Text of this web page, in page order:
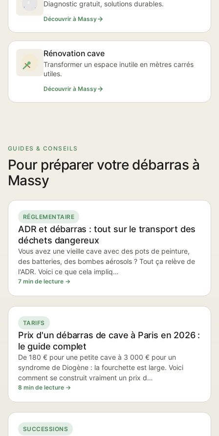
Diagnostic gratuit, solutions durables.
Découvrir à Massy
Rénovation cave
Transformer un espace inutile en mètres carrés
utiles.
Découvrir à Massy
GUIDES & CONSEILS
Pour préparer votre débarras à
Massy
RÉGLEMENTAIRE
ADR et débarras : tout sur le transport des
déchets dangereux
Vous avez une vieille cave avec des pots de peinture,
des batteries, des bombes aérosols ? Tout ça relève de
l'ADR. Voici ce que cela impliq…
7 min de lecture →
TARIFS
Prix d'un débarras de cave à Paris en 2026 :
le guide complet
De 180 € pour une petite cave à 3 000 € pour un
syndrome de Diogène : la fourchette est large. Voici
comment se construit vraiment un prix d…
8 min de lecture →
SUCCESSIONS